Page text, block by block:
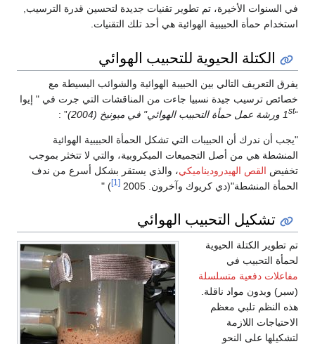
في السنوات الأخيرة، تم تطوير تقنيات جديدة لتحسين قدرة الترسيب,
استخدام حمأة الحبيبية الهوائية هي أحد تلك التقنيات.
الكتلة الحيوية للتحبيب الهوائي
يفرق التعريف التالي بين الحبيبة الهوائية والشوائب البسيطة مع
خصائص ترسيب جيدة نسبيا جاءت من المناقشات التي جرت في " إيوا
“
1st ورشة عمل حمأة التحبيب الهوائي" في ميونيخ (2004) ” :
"يجب أن ندرك أن الحبيبات التي تشكل الحمأة الحبيبية الهوائية
المنشطة هي من أصل التجميعات الميكروبية، والتي لا تتخثر بموجب
تخفيض القص الهيدروديناميكي، والذي يستقر بشكل أسرع من ندف
الحمأة المنشطة"(دي كريوك وآخرون. 2005
[1]
) "
تشكيل التحبيب الهوائي
تم تطوير الكتلة الحيوية
لحمأة التحبيب في
مفاعلات دفعية متسلسلة
(سبر) وبدون مواد ناقلة.
هذه النظم تلبي معظم
الاحتياجات اللازمة
لتشكيلها على النحو